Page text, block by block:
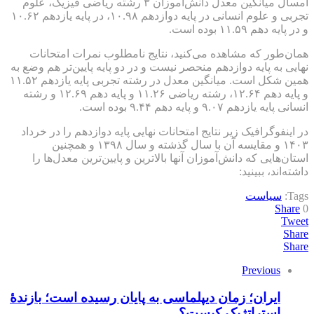
تجربی و علوم انسانی در پایه دوازدهم ۱۰.۹۸، در پایه یازدهم ۱۰.۶۲
و در پایه دهم ۱۱.۵۹ بوده است.
همان‌طور که مشاهده می‌کنید، نتایج نامطلوب نمرات امتحانات
نهایی به پایه دوازدهم منحصر نیست و در دو پایه پایین‌تر هم وضع به
همین شکل است. میانگین معدل در رشته تجربی پایه یازدهم ۱۱.۵۲
و پایه دهم ۱۲.۶۴، رشته ریاضی ۱۱.۲۶ و پایه دهم ۱۲.۶۹ و رشته
انسانی پایه یازدهم ۹.۰۷ و پایه دهم ۹.۴۴ بوده است.
در اینفوگرافیک زیر نتایج امتحانات نهایی پایه دوازدهم را در خرداد
۱۴۰۳ و مقایسه آن با سال گذشته و سال ۱۳۹۸ و همچنین
استان‌هایی که دانش‌آموزان آنها بالاترین و پایین‌ترین معدل‌ها را
داشته‌اند، ببینید:
Tags: سیاست
Share 0
Tweet
Share
Share
Previous
ایران؛ زمان دیپلماسی به پایان رسیده است؛ بازندهٔ